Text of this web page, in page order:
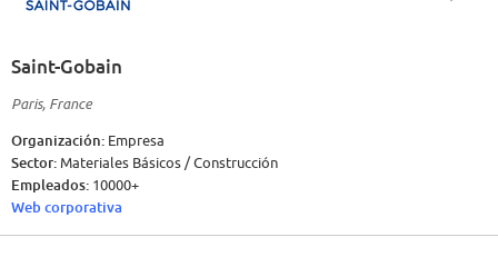
Saint-Gobain
Paris, France
Organización: Empresa
Sector: Materiales Básicos / Construcción
Empleados: 10000+
Web corporativa